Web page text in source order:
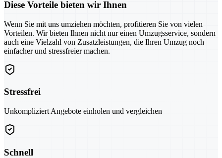
Diese Vorteile bieten wir Ihnen
Wenn Sie mit uns umziehen möchten, profitieren Sie von vielen
Vorteilen. Wir bieten Ihnen nicht nur einen Umzugsservice, sondern
auch eine Vielzahl von Zusatzleistungen, die Ihren Umzug noch
einfacher und stressfreier machen.
Stressfrei
Unkompliziert Angebote einholen und vergleichen
Schnell